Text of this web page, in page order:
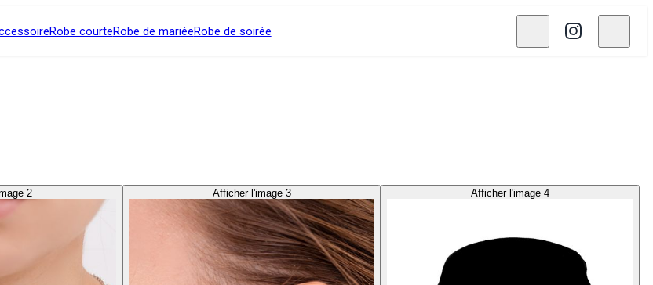
Robe courteRobe de mariéeRobe de soirée
2 Afficher l'image 3 Afficher l'image 4